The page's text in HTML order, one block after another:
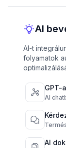
AI
AI-t
folyamatok
GPT-
AI
AI